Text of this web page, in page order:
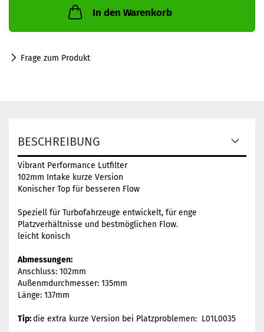
In den Warenkorb
Frage zum Produkt
BESCHREIBUNG
Vibrant Performance Lutfilter
102mm Intake kurze Version
Konischer Top für besseren Flow
Speziell für Turbofahrzeuge entwickelt, für enge
Platzverhältnisse und bestmöglichen Flow.
leicht konisch
Abmessungen:
Anschluss: 102mm
Außenmdurchmesser: 135mm
Länge: 137mm
Tip: die extra kurze Version bei Platzproblemen: L01L0035